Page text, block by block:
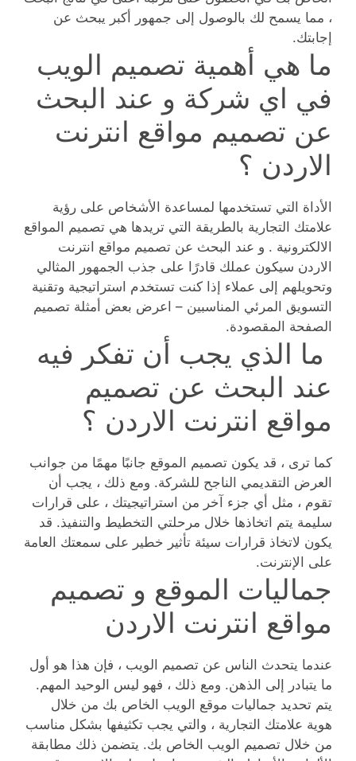
، مما يسمح لك بالوصول إلى جمهور أكبر يبحث عن
إجابتك.
ما هي أهمية تصميم الويب
في اي شركة و عند البحث
عن تصميم مواقع انترنت
الاردن ؟
الأداة التي تستخدمها لمساعدة الأشخاص على رؤية
علامتك التجارية بالطريقة التي تريدها هي تصميم المواقع
الالكترونية . و عند البحث عن تصميم مواقع انترنت
الاردن سيكون عملك قادرًا على جذب الجمهور المثالي
وتحويلهم إلى عملاء إذا كنت تستخدم استراتيجية وتقنية
التسويق المرئي المناسبين – اعرض بعض أمثلة تصميم
الصفحة المقصودة.
ما الذي يجب أن تفكر فيه
عند البحث عن تصميم
مواقع انترنت الاردن ؟
كما ترى ، قد يكون تصميم الموقع جانبًا مهمًا من جوانب
العرض التقديمي الناجح للشركة. ومع ذلك ، يجب أن
تقوم ، مثل أي جزء آخر من استراتيجيتك ، على قرارات
سليمة يتم اتخاذها خلال مرحلتي التخطيط والتنفيذ. قد
يكون لاتخاذ قرارات سيئة تأثير خطير على سمعتك العامة
على الإنترنت.
جماليات الموقع و تصميم
مواقع انترنت الاردن
عندما يتحدث الناس عن تصميم الويب ، فإن هذا هو أول
ما يتبادر إلى الذهن. ومع ذلك ، فهو ليس الوحيد المهم.
يتم تحديد جماليات موقع الويب الخاص بك من خلال
هوية علامتك التجارية ، والتي يجب تكثيفها بشكل مناسب
من خلال تصميم الويب الخاص بك. يتضمن ذلك مطابقة